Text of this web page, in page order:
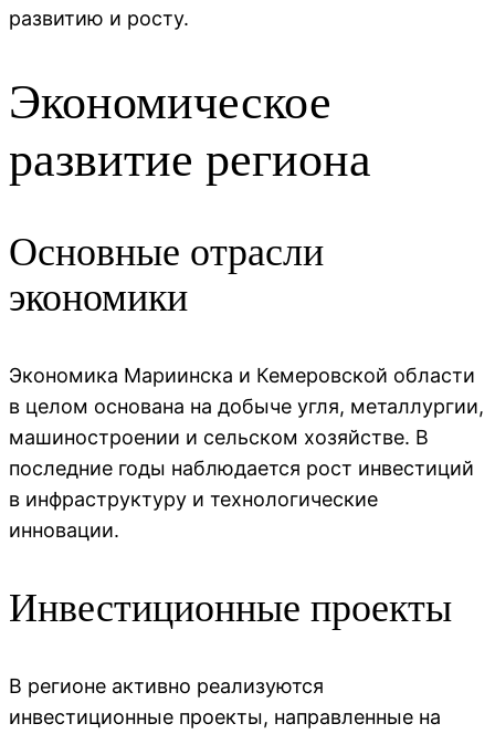
развитию и росту.
Экономическое
развитие региона
Основные отрасли
экономики
Экономика Мариинска и Кемеровской области
в целом основана на добыче угля, металлургии,
машиностроении и сельском хозяйстве. В
последние годы наблюдается рост инвестиций
в инфраструктуру и технологические
инновации.
Инвестиционные проекты
В регионе активно реализуются
инвестиционные проекты, направленные на